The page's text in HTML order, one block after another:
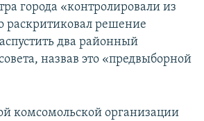
города «контролировали из
решение
два районный
назвав это «предвыборной
комсомольской организации